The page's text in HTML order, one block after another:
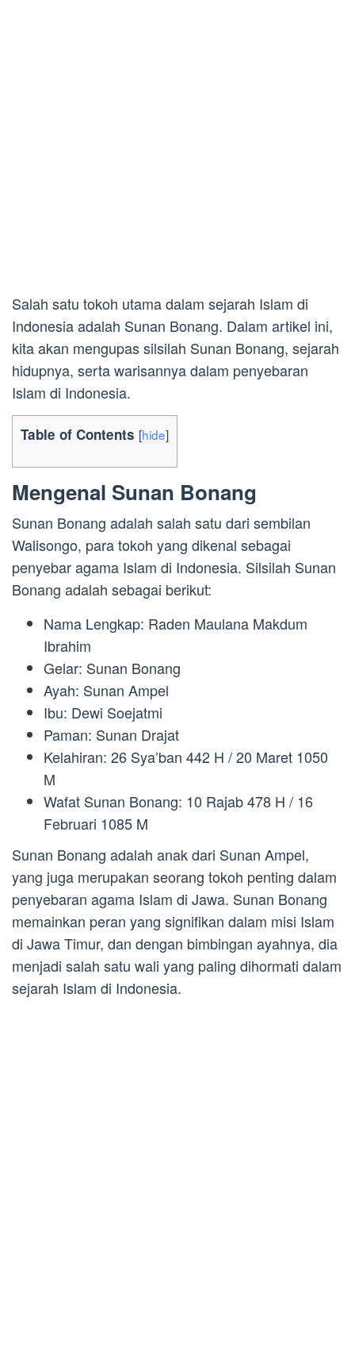
Salah satu tokoh utama dalam sejarah Islam di
Indonesia adalah Sunan Bonang. Dalam artikel ini,
kita akan mengupas silsilah Sunan Bonang, sejarah
hidupnya, serta warisannya dalam penyebaran
Islam di Indonesia.
Table of Contents [hide]
Mengenal Sunan Bonang
Sunan Bonang adalah salah satu dari sembilan
Walisongo, para tokoh yang dikenal sebagai
penyebar agama Islam di Indonesia. Silsilah Sunan
Bonang adalah sebagai berikut:
Nama Lengkap: Raden Maulana Makdum
Ibrahim
Gelar: Sunan Bonang
Ayah: Sunan Ampel
Ibu: Dewi Soejatmi
Paman: Sunan Drajat
Kelahiran: 26 Sya’ban 442 H / 20 Maret 1050
M
Wafat Sunan Bonang: 10 Rajab 478 H / 16
Februari 1085 M
Sunan Bonang adalah anak dari Sunan Ampel,
yang juga merupakan seorang tokoh penting dalam
penyebaran agama Islam di Jawa. Sunan Bonang
memainkan peran yang signifikan dalam misi Islam
di Jawa Timur, dan dengan bimbingan ayahnya, dia
menjadi salah satu wali yang paling dihormati dalam
sejarah Islam di Indonesia.